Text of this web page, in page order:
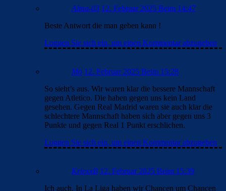
Alma-03 12. Februar 2025 Beim 14:47
Beste Antwort die man geben kann !
Loggen Sie sich ein, um einen Kommentar abzugeben
Mo 12. Februar 2025 Beim 15:28
So sieht’s aus. Wir waren klar die bessere Mannschaft
gegen Atletico. Die haben gegen uns kein Land
gesehen. Gegen Real Madrid waren sie auch klar die
schlechtere Mannschaft haben sich aber gegen uns 3
Punkte und gegen Real 1 Punkt erschlichen.
Loggen Sie sich ein, um einen Kommentar abzugeben
KriexxB 12. Februar 2025 Beim 15:39
Ich auch. In La Liga haben wir Chancen um Chancen